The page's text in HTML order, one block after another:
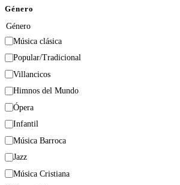
Género
Género
Música clásica
Popular/Tradicional
Villancicos
Himnos del Mundo
Ópera
Infantil
Música Barroca
Jazz
Música Cristiana